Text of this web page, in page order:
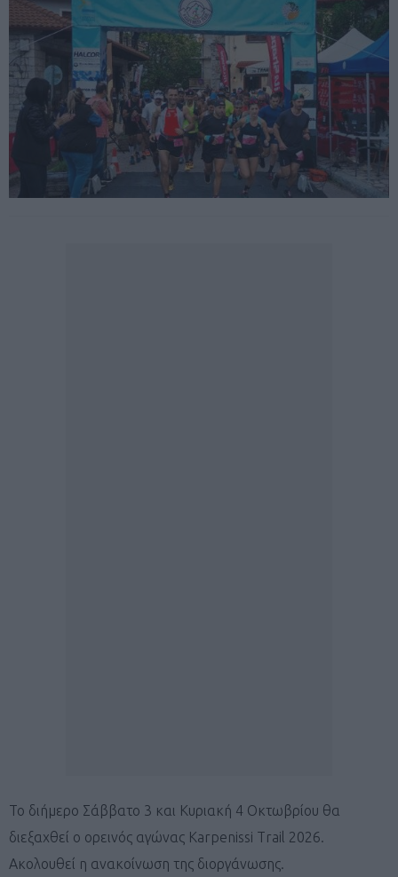
To διήμερο Σάββατο 3 και Κυριακή 4 Οκτωβρίου θα
διεξαχθεί ο ορεινός αγώνας Karpenissi Trail 2026.
Ακολουθεί η ανακοίνωση της διοργάνωσης.